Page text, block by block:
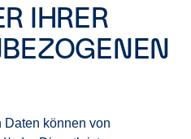
IHRER
Daten können von